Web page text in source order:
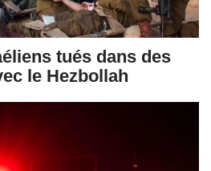
tués dans des
le Hezbollah